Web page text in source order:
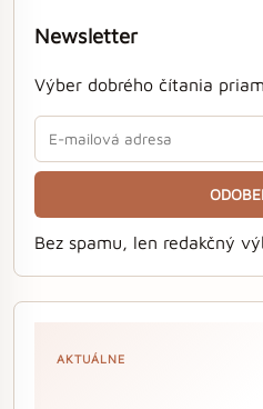
Newsletter
Výber dobrého čítania
Bez spamu, len redakčný
AKTUÁLNE